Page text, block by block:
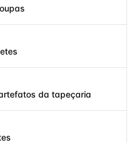
da tapeçaria